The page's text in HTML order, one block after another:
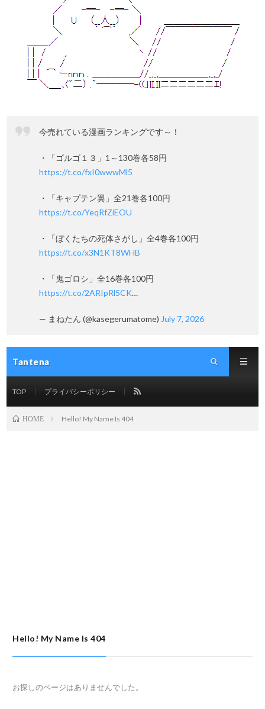
今売れている漫画ランキングです～！
・「ゴルゴ１３」1～130巻各58円
https://t.co/fxI0wwwMl5
・「キャプテン翼」全21巻各100円
https://t.co/YeqRfZiEOU
・「ぼくたちの死体さがし」全4巻各100円
https://t.co/x3N1KT8WHB
・「鬼ゴロシ」全16巻各100円
https://t.co/2ARIpRl5CK…
— まねたん (@kasegerumatome) July 7, 2026